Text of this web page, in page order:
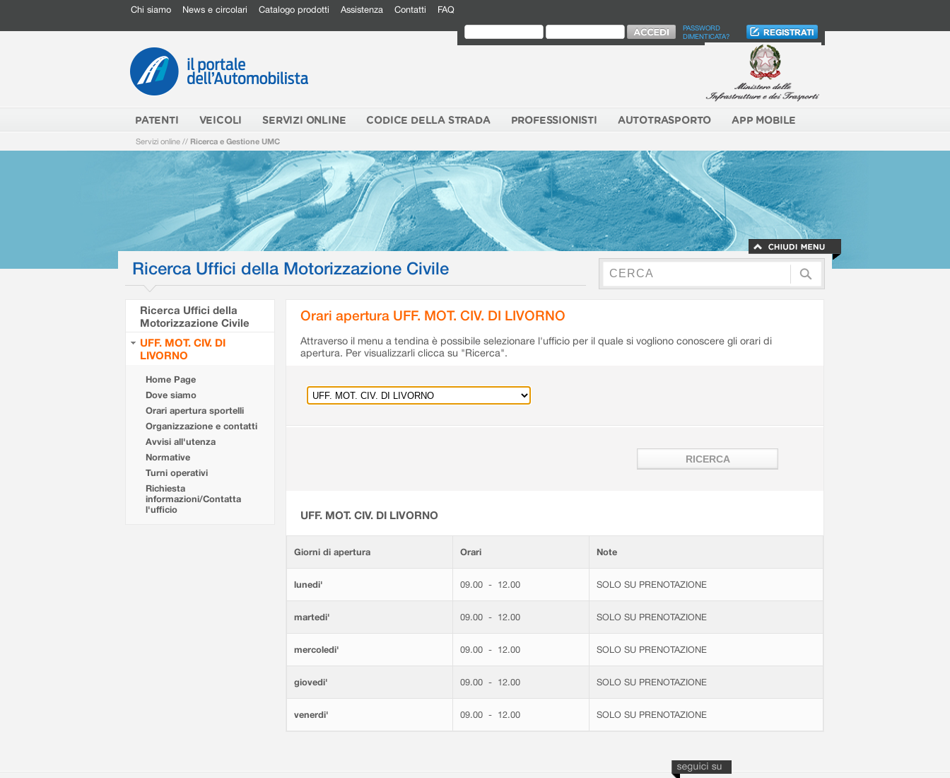
Chi siamo News e circolari Catalogo prodotti Assistenza Contatti FAQ
PASSWORD
DIMENTICATA?
PATENTI VEICOLI SERVIZI ONLINE CODICE DELLA STRADA PROFESSIONISTI AUTOTRASPORTO APP MOBILE
Servizi online // Ricerca e Gestione UMC
Ricerca Uffici della Motorizzazione Civile
Ricerca Uffici della
Motorizzazione Civile
UFF. MOT. CIV. DI
LIVORNO
Home Page
Dove siamo
Orari apertura sportelli
Organizzazione e contatti
Avvisi all'utenza
Normative
Turni operativi
Richiesta
informazioni/Contatta
l'ufficio
Orari apertura UFF. MOT. CIV. DI LIVORNO
Attraverso il menu a tendina è possibile selezionare l'ufficio per il quale si vogliono conoscere gli orari di
apertura. Per visualizzarli clicca su "Ricerca".
UFF. MOT. CIV. DI LIVORNO
Giorni di apertura Orari Note
lunedi' 09.00 - 12.00 SOLO SU PRENOTAZIONE
martedi' 09.00 - 12.00 SOLO SU PRENOTAZIONE
mercoledi' 09.00 - 12.00 SOLO SU PRENOTAZIONE
giovedi' 09.00 - 12.00 SOLO SU PRENOTAZIONE
venerdi' 09.00 - 12.00 SOLO SU PRENOTAZIONE